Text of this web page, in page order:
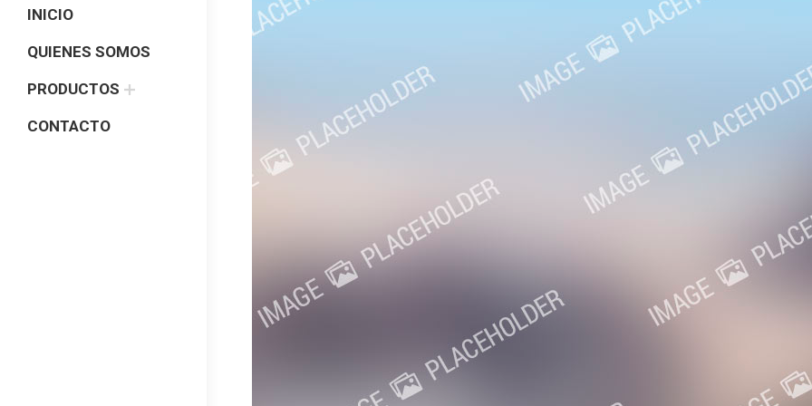
INICIO
QUIENES SOMOS
PRODUCTOS
CONTACTO